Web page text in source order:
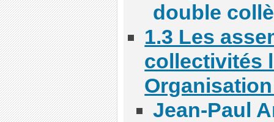
double
1.3 Les
collectivités
Jean-Paul